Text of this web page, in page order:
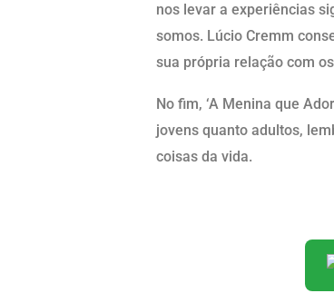
nos levar a experiências
somos. Lúcio Cremm
sua própria relação com
No fim, ‘A Menina que
jovens quanto adultos,
coisas da vida.